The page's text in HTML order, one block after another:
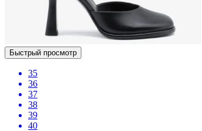
Быстрый просмотр
35
36
37
38
39
40